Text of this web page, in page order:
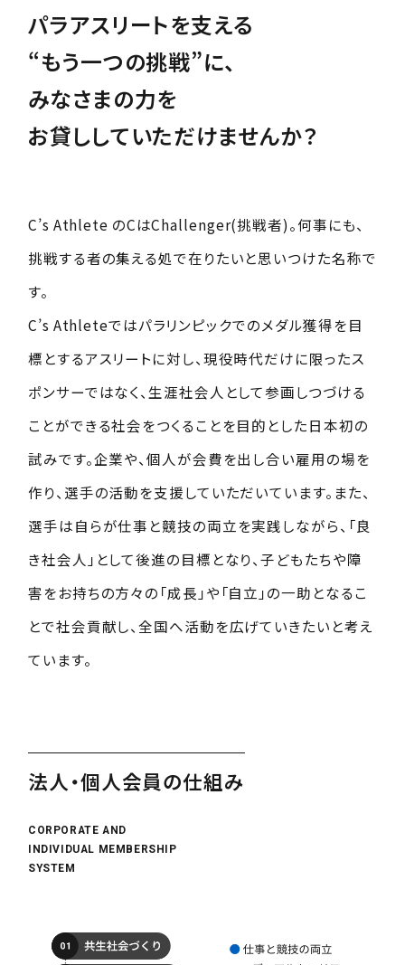
SEEDS ATHLETE
個人会員
法人会員
特別法人会員
パラアスリートを支える
“もう一つの挑戦”に、
みなさまの力を
お貸ししていただけませんか？
C’s Athlete のCはChallenger(挑戦者)。何事にも、
挑戦する者の集える処で在りたいと思いつけた名称で
す。
C’s Athleteではパラリンピックでのメダル獲得を目
標とするアスリートに対し、現役時代だけに限ったス
ポンサーではなく、生涯社会人として参画しつづける
ことができる社会をつくることを目的とした日本初の
試みです。企業や、個人が会費を出し合い雇用の場を
作り、選手の活動を支援していただいています。また、
選手は自らが仕事と競技の両立を実践しながら、「良
き社会人」として後進の目標となり、子どもたちや障
害をお持ちの方々の「成長」や「自立」の一助となるこ
とで社会貢献し、全国へ活動を広げていきたいと考え
ています。
法人・個人会員の仕組み
CORPORATE AND
INDIVIDUAL MEMBERSHIP
SYSTEM